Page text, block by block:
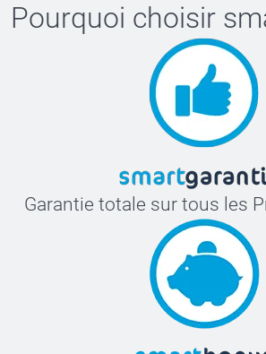
Pourquoi choisir
Garantie totale sur tous les